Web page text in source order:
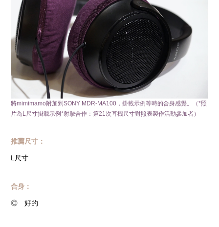
將mimimamo附加到SONY MDR-MA100，掛載示例等時的合身感覺。（*照
片為L尺寸掛載示例*射擊合作：第21次耳機尺寸對照表製作活動參加者）
推薦尺寸：
L尺寸
合身：
◎ 好的